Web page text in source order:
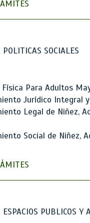
POLITICAS SOCIALES
Para Adultos
Jurídico Integral
Legal de Niñez,
Social de Niñez,
ESPACIOS PUBLICOS Y